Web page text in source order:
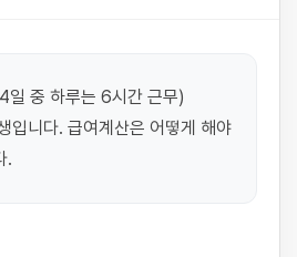
중 하루는 6시간 근무)
입니다. 급여계산은 어떻게 해야
.